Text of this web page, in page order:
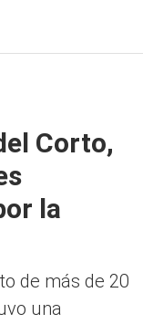
Corto,
la
de más de 20
una